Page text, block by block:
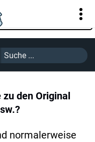
den Original
normalerweise